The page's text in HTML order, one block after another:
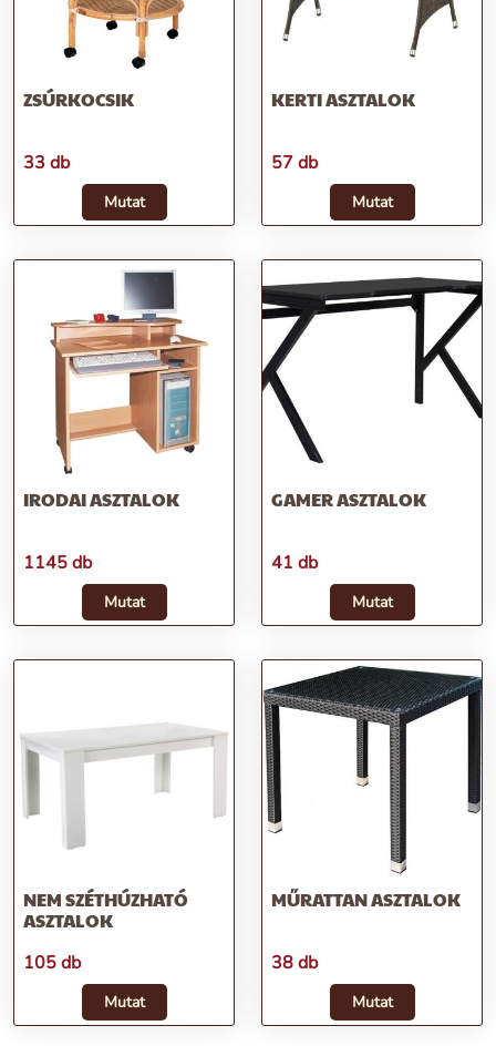
ZSÚRKOCSIK
33 db
Mutat
KERTI ASZTALOK
57 db
Mutat
IRODAI ASZTALOK
1145 db
Mutat
GAMER ASZTALOK
41 db
Mutat
NEM SZÉTHÚZHATÓ
ASZTALOK
105 db
Mutat
MŰRATTAN ASZTALOK
38 db
Mutat